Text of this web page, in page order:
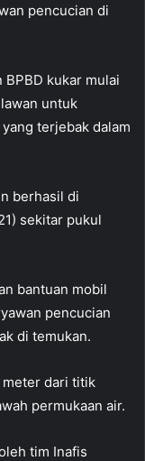
pencucian di
kukar mulai
untuk
terjebak dalam
berhasil di
sekitar pukul
bantuan mobil
pencucian
di temukan.
dari titik
permukaan air.
tim Inafis